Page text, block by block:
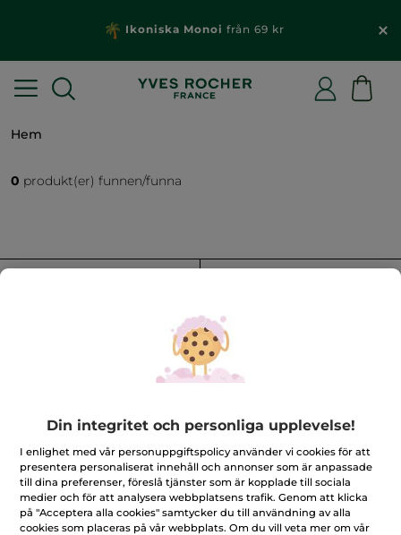
Ikoniska Monoi från 69 kr
Hem
0 produkt(er) funnen/funna
100%vegetabiliska
ingredienser
60 hektar
ekologiska odlingar
Din integritet och personliga upplevelse!
I enlighet med vår personuppgiftspolicy använder vi cookies för att
presentera personaliserat innehåll och annonser som är anpassade
till dina preferenser, föreslå tjänster som är kopplade till sociala
medier och för att analysera webbplatsens trafik. Genom att klicka
på "Acceptera alla cookies" samtycker du till användning av alla
cookies som placeras på vår webbplats. Om du vill veta mer om vår